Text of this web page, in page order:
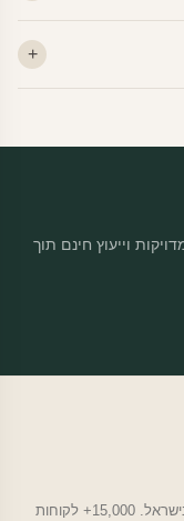
וייעוץ חינם תוך
טפטים, מדבקות קיר וציפויי זכוכית. ייצור במפעל בישראל. 15,000+ לקוחות